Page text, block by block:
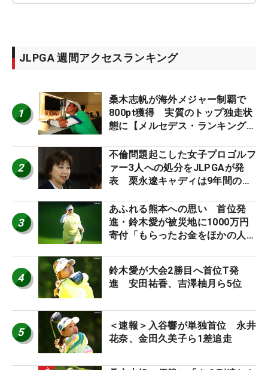
JLPGA 週間アクセスランキング
1
桑木志帆が海外メジャー制覇で
800pt獲得 実質のトップ独走状
態に【メルセデス・ランキング番
2
不倫問題起こした女子プロゴルフ
ァー3人への処分をJLPGAが発
表 栗永遼キャディは9年間の立
3
あふれる熊本への思い 首位発
進・鈴木愛が被災地に1000万円
寄付「もらったお金をほかの人
4
鈴木愛が大会2勝目へ首位T発
進 安田祐香、吉澤柚月ら5位
5
＜速報＞入谷響が単独首位 永井
花奈、金田久美子ら1差追走